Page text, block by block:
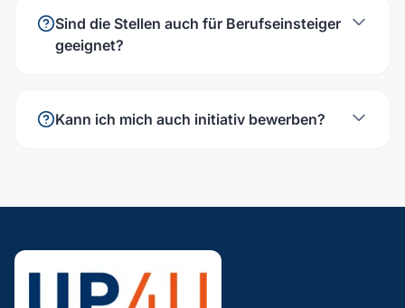
Sind die Stellen auch für Berufseinsteiger
geeignet?
Kann ich mich auch initiativ bewerben?